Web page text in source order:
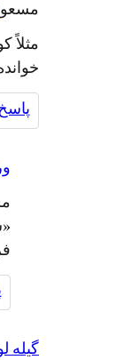
مثلاً
گیله